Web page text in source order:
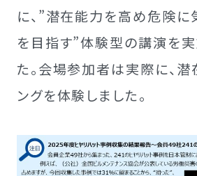
に、”潜在能力を高め危険に
を目指す”体験型の講演を
た。会場参加者は実際に、
ングを体験しました。